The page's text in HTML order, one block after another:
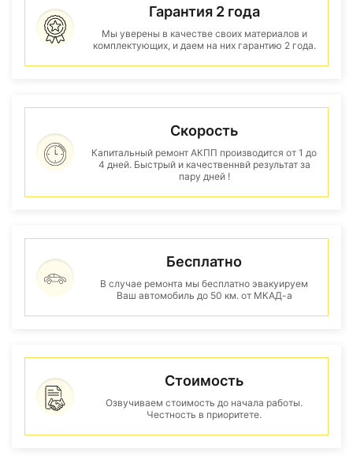
Гарантия 2 года
Мы уверены в качестве своих материалов и
комплектующих, и даем на них гарантию 2 года.
Скорость
Капитальный ремонт АКПП производится от 1 до
4 дней. Быстрый и качественнвй результат за
пару дней !
Бесплатно
В случае ремонта мы бесплатно эвакуируем
Ваш автомобиль до 50 км. от МКАД-а
Стоимость
Озвучиваем стоимость до начала работы.
Честность в приоритете.